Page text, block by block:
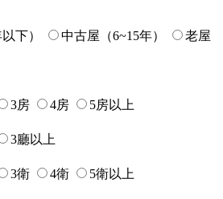
下） 中古屋（6~15年）
老屋
3房 4房
5房以上
3廳以上
3衛 4衛
5衛以上